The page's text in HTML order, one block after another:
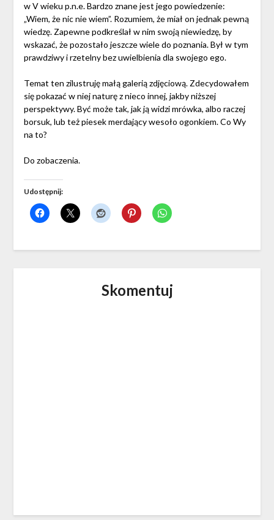
w V wieku p.n.e. Bardzo znane jest jego powiedzenie:
„Wiem, że nic nie wiem”. Rozumiem, że miał on jednak pewną
wiedzę. Zapewne podkreślał w nim swoją niewiedzę, by
wskazać, że pozostało jeszcze wiele do poznania. Był w tym
prawdziwy i rzetelny bez uwielbienia dla swojego ego.
Temat ten zilustruję małą galerią zdjęciową. Zdecydowałem
się pokazać w niej naturę z nieco innej, jakby niższej
perspektywy. Być może tak, jak ją widzi mrówka, albo raczej
borsuk, lub też piesek merdający wesoło ogonkiem. Co Wy
na to?
Do zobaczenia.
Udostępnij:
Skomentuj